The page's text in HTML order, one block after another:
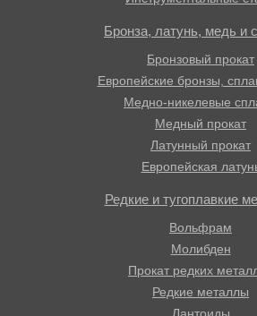
Бронза, латунь, медь и
Бронзовый прокат
Европейские бронзы,
Медно-никелевые
Медный прокат
Латунный прокат
Европейская
Редкие и тугоплавкие
Вольфрам
Молибден
Прокат редких
Редкие металлы